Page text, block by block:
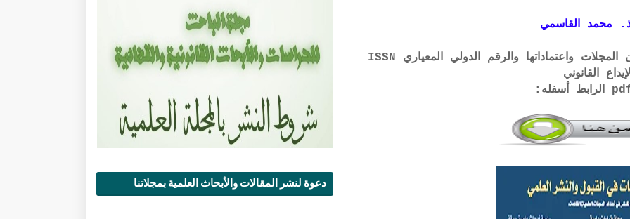
محمد القاسمي
لتحميل لائحة الشروط والتعرف على لجان المجلات واعتماداتها والرقم الدولي المعياري ISSN
القانوني
دعوة لنشر المقالات والأبحاث العلمية بمجلاتنا